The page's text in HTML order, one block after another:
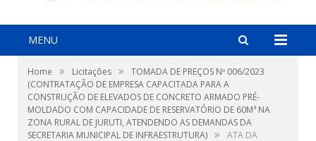
MENU
Home » Licitações »
TOMADA DE PREÇOS Nº 006/2023
(CONTRATAÇÃO DE EMPRESA CAPACITADA PARA A
CONSTRUÇÃO DE ELEVADOS DE CONCRETO ARMADO PRÉ-
MOLDADO COM CAPACIDADE DE RESERVATÓRIO DE 60M³ NA
ZONA RURAL DE JURUTI, ATENDENDO AS DEMANDAS DA
SECRETARIA MUNICIPAL DE INFRAESTRUTURA) »
ATA DA